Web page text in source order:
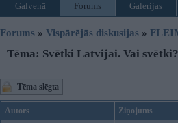
Galvenā Forums Galerijas
Forums » Vispārējās diskusijas »
Tēma: Svētki Latvijai. Vai svētki?
Tēma slēgta
Autors Ziņojums